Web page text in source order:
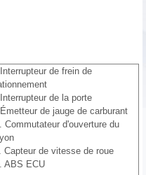
de frein de
de la porte
de jauge de carburant
Commutateur d'ouverture du
Capteur de vitesse de roue
ABS ECU